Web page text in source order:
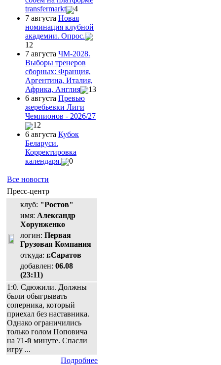
transfermarkt
4
7 августа Новая
номинация клубной
академии. Опрос.
12
7 августа ЧМ-2028.
Выборы тренеров
сборных: Франция,
Аргентина, Италия,
Африка, Англия
13
6 августа Превью
жеребьевки Лиги
Чемпионов - 2026/27
12
6 августа Кубок
Беларуси.
Корректировка
календаря.
0
Все новости
Пресс-центр
клуб: "Ростов"
имя: Александр
Хорунженко
логин: Первая
Грузовая Компания
откуда: г.Саратов
добавлен: 06.08
(23:11)
1:0. Сдюжили. Должны
были обыгрывать
соперника, который
приехал без наставника.
Однако ограничились
только голом Поповича
на 71-й минуте. Спасли
игру ...
Подробнее